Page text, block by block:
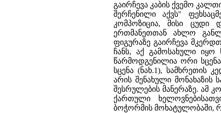
გაირჩევა კაბის ქვემო
შერჩენილი აქვს"
კომპოზიცია, მისი ცუდი
ერთმანეთთან ახლო
ფიგურაზე გაირჩევა
ჩანს, აქ გამოსახული იყო
წარმოდგენილია ორი
სცენა (ნახ.1), სამხრეთის
არის შენახული მონახაზის
შესრულების მანერაზე. ამ
ქართული
ბოჭორმის მოხატულობაში,